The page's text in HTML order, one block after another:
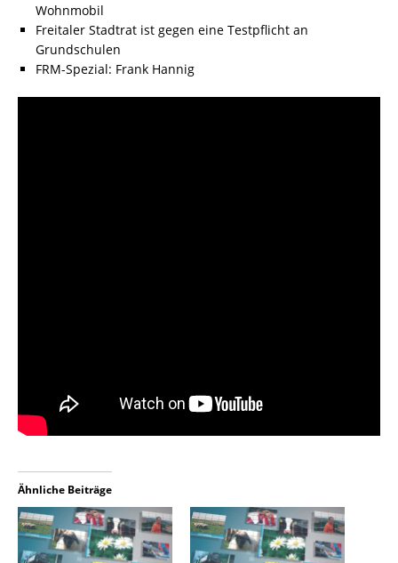
Wohnmobil
Freitaler Stadtrat ist gegen eine Testpflicht an
Grundschulen
FRM-Spezial: Frank Hannig
Ähnliche Beiträge